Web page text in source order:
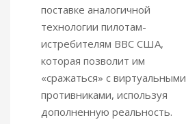
поставке аналогичной
технологии пилотам-
истребителям ВВС США,
которая позволит им
«сражаться» с виртуальными
противниками, используя
дополненную реальность.